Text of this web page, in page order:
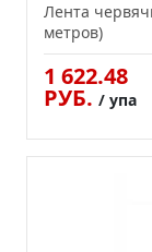
Лента
метров)
1 622.48
РУБ. / упа